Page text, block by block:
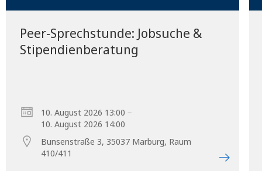
Peer-Sprechstunde: Jobsuche &
Stipendienberatung
10. August 2026 13:00 –
10. August 2026 14:00
Bunsenstraße 3, 35037 Marburg, Raum
410/411